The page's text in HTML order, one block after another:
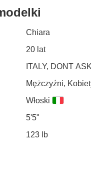
Chiara
20 lat
ITALY, DONT
Mężczyźni,
Włoski
5'5"
123 lb